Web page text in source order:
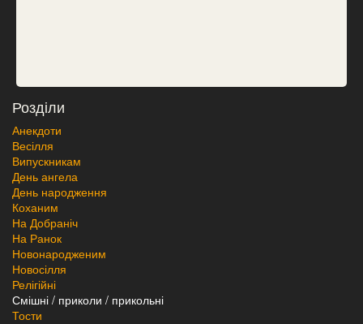
Розділи
Анекдоти
Весілля
Випускникам
День ангела
День народження
Коханим
На Добраніч
На Ранок
Новонародженим
Новосілля
Релігійні
Смішні / приколи / прикольні
Тости